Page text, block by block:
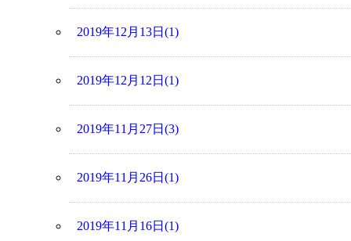
2019年12月13日(1)
2019年12月12日(1)
2019年11月27日(3)
2019年11月26日(1)
2019年11月16日(1)